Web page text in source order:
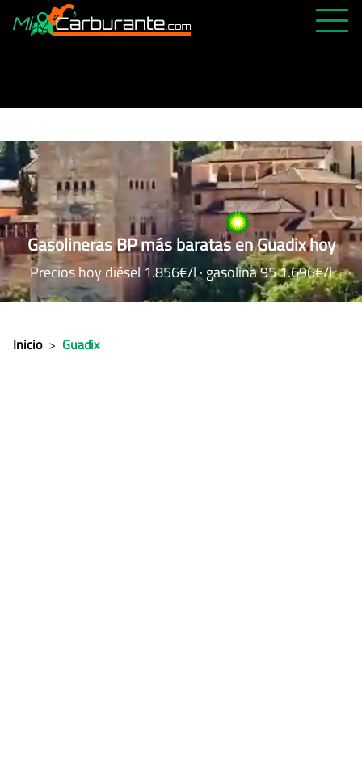
ABIERTAS 24H
ÚLTIMAS MATRÍCULAS
FAVORITAS
Gasolineras BP más baratas en Guadix hoy
Precios hoy diésel 1.856€/l · gasolina 95 1.696€/l
Inicio > Guadix